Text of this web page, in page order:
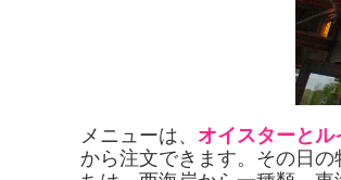
メニューは、 オイスターとル
から注文できます。その日